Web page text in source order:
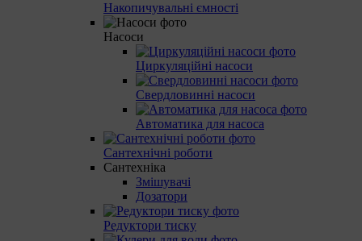
Накопичувальні ємності
Насоси
Циркуляційні насоси
Свердловинні насоси
Автоматика для насоса
Сантехнічні роботи
Сантехніка
Змішувачі
Дозатори
Редуктори тиску